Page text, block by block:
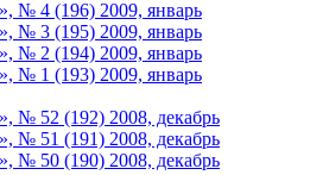
№ 4 (196) 2009, январь
№ 3 (195) 2009, январь
№ 2 (194) 2009, январь
№ 1 (193) 2009, январь
№ 52 (192) 2008, декабрь
№ 51 (191) 2008, декабрь
№ 50 (190) 2008, декабрь